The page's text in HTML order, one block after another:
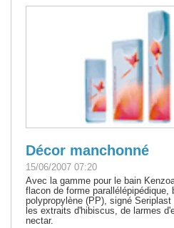
Décor manchonné
15/06/2007 07:20
Avec la gamme pour le bain
flacon de forme parallélépipédique,
polypropylène (PP), signé
les extraits d'hibiscus, de larmes
nectar.